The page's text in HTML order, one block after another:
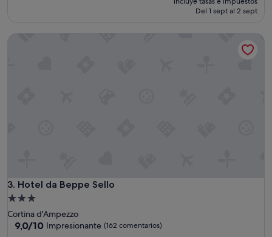
actual
Del 1 sept al 2 sept
3. Hotel da Beppe Sello
Hotel da Beppe Sello
Alojamiento
de
3.0 estrellas
Cortina d'Ampezzo
9.0
9,0/10 Impresionante (162 comentarios)